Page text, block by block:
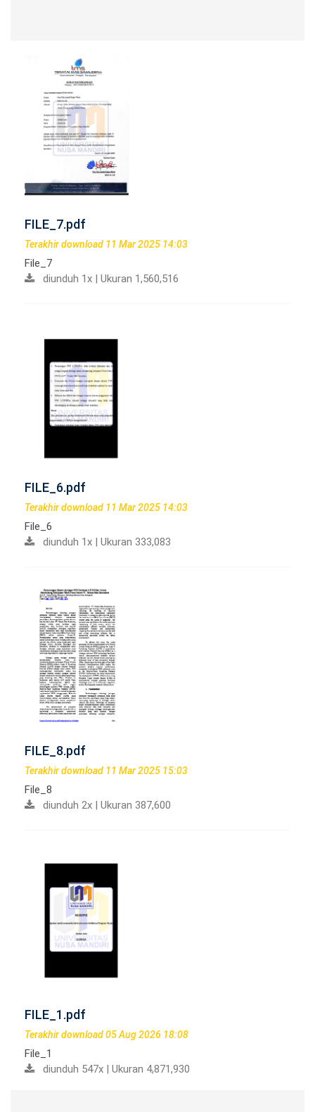
FILE_7.pdf
Terakhir download 11 Mar 2025 14:03
File_7
diunduh 1x | Ukuran 1,560,516
FILE_6.pdf
Terakhir download 11 Mar 2025 14:03
File_6
diunduh 1x | Ukuran 333,083
FILE_8.pdf
Terakhir download 11 Mar 2025 15:03
File_8
diunduh 2x | Ukuran 387,600
FILE_1.pdf
Terakhir download 05 Aug 2026 18:08
File_1
diunduh 547x | Ukuran 4,871,930